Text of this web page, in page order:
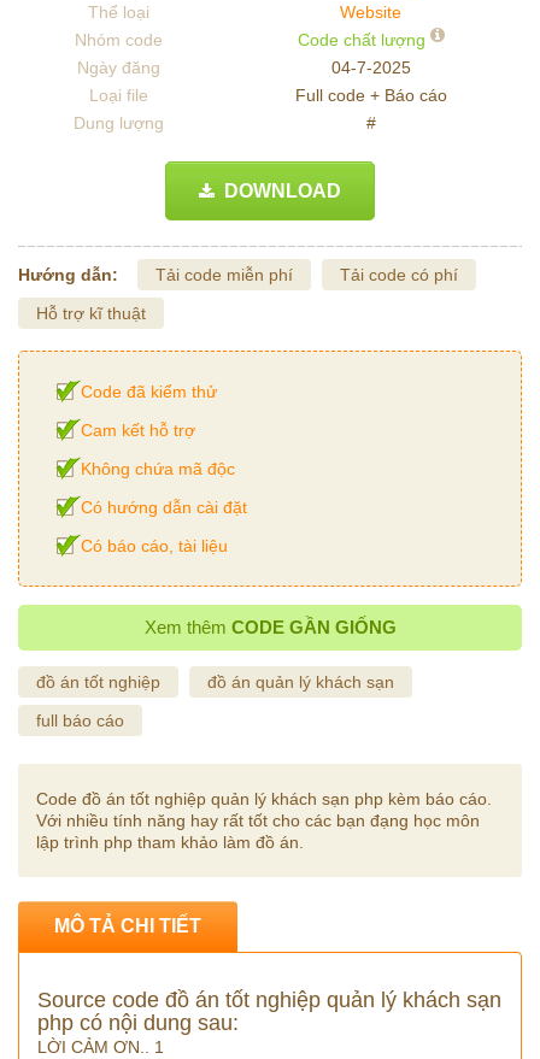
Thể loại
Website
Nhóm code
Code chất lượng
Ngày đăng
04-7-2025
Loại file
Full code + Báo cáo
Dung lượng
#
DOWNLOAD
Hướng dẫn: Tải code miễn phí
Tải code có phí
Hỗ trợ kĩ thuật
Code đã kiểm thử
Cam kết hỗ trợ
Không chứa mã độc
Có hướng dẫn cài đặt
Có báo cáo, tài liệu
Xem thêm CODE GẦN GIỐNG
đồ án tốt nghiệp
đồ án quản lý khách sạn
full báo cáo
Code đồ án tốt nghiệp quản lý khách sạn php kèm báo cáo.
Với nhiều tính năng hay rất tốt cho các bạn đạng học môn
lập trình php tham khảo làm đồ án.
MÔ TẢ CHI TIẾT
Source code đồ án tốt nghiệp quản lý khách sạn
php có nội dung sau:
LỜI CẢM ƠN.. 1